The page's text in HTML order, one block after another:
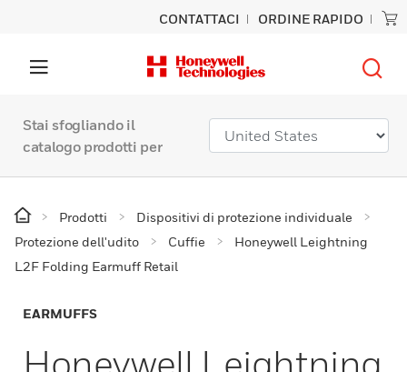
CONTATTACI ORDINE RAPIDO
Stai sfogliando il
catalogo prodotti per
Prodotti
Dispositivi di protezione individuale
Protezione dell'udito
Cuffie
Honeywell Leightning
L2F Folding Earmuff Retail
EARMUFFS
Honeywell Leightning